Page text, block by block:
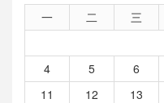
一 二 三
4
5 6
11
12 13